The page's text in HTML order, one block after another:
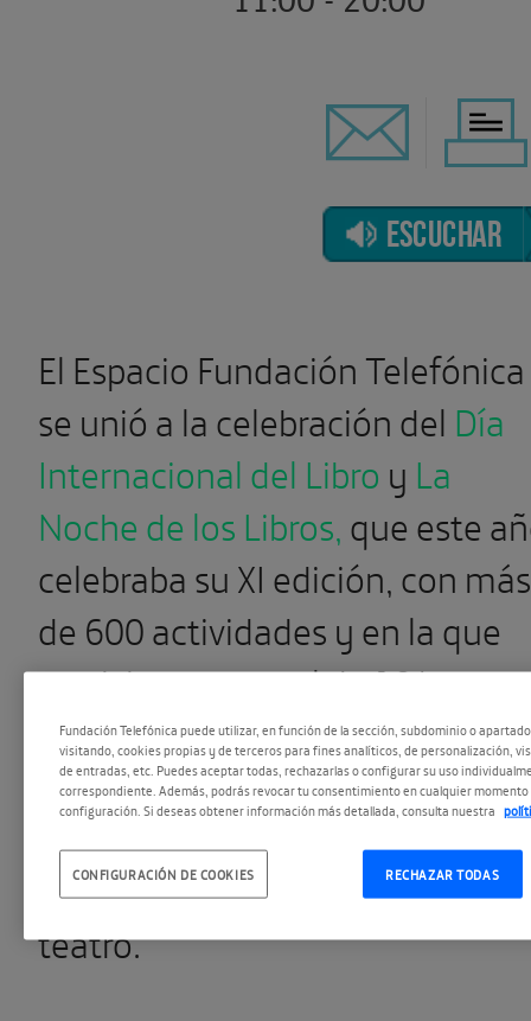
ESCUCHAR
El Espacio Fundación Telefónica
se unió a la celebración del Día
Internacional del Libro y La
Noche de los Libros,que este
celebraba su XI edición, con más
de 600 actividades y en la que
participan un total de 194
librerías, 138 bibliotecas y 140
instituciones a través de
conversaciones, lecturas,
debates, talleres, música y
teatro.
Fundación Telefónica puede utilizar, en función de la sección, subdominio o
visitando, cookies propias y de terceros para fines analíticos, de personalización,
de entradas, etc. Puedes aceptar todas, rechazarlas o configurar su uso
correspondiente. Además, podrás revocar tu consentimiento en cualquier momento
configuración. Si deseas obtener información más detallada, consulta nuestra
RECHAZAR TODAS
CONFIGURACIÓN DE COOKIES